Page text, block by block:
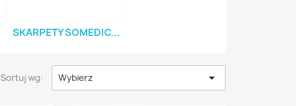
SKARPETY SOMEDIC...
Sortuj wg: Wybierz 